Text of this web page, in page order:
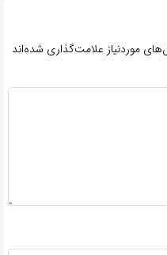
موردنیاز علامت‌گذاری شده‌اند